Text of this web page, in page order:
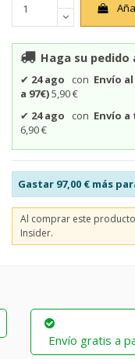
Haga su
✔ 24 ago con Envío
a 97€)5,90 €
✔ 24 ago con Envío
6,90 €
Gastar 97,00 €más
Al comprar este
Insider.
Envío gratis a